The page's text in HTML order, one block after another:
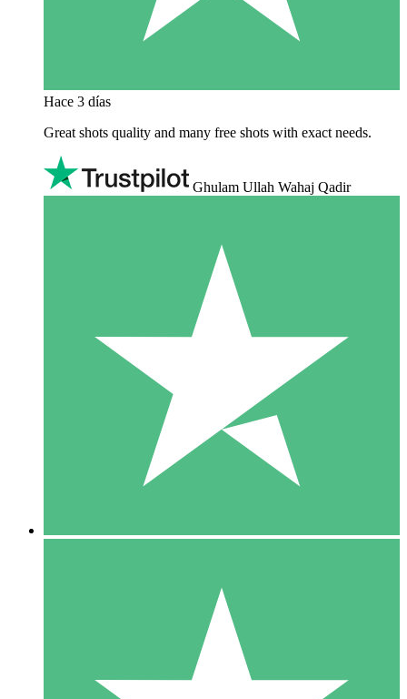
Hace 3 días
Great shots quality and many free shots with exact needs.
Ghulam Ullah Wahaj Qadir